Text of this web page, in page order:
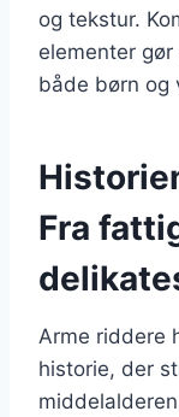
og tekstur.
elementer
både børn og
Fra
Arme riddere
historie, der